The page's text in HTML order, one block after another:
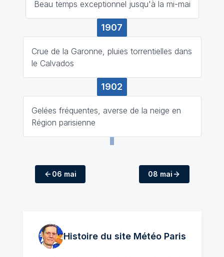
Beau temps exceptionnel jusqu'à la mi-mai
1907
Crue de la Garonne, pluies torrentielles dans
le Calvados
1902
Gelées fréquentes, averse de la neige en
Région parisienne
06 mai 08 mai
Histoire du site MétéoParis